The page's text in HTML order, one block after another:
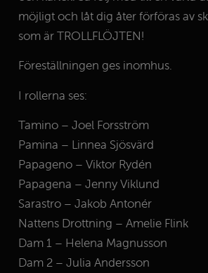
möjligt och låt dig åter förföras av
som är TROLLFLÖJTEN!
Föreställningen ges inomhus.
I rollerna ses:
Tamino – Joel Forsström
Pamina – Linnea Sjösvärd
Papageno – Viktor Rydén
Papagena – Jenny Viklund
Sarastro – Jakob Antonér
Nattens Drottning – Amelie Flink
Dam 1 – Helena Magnusson
Dam 2 – Julia Andersson